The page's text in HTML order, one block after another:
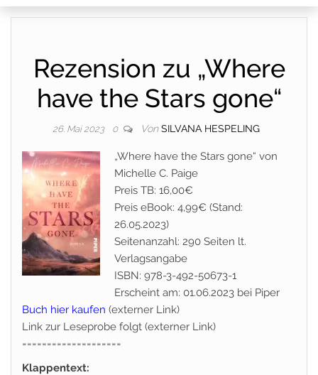
Rezension zu „Where
have the Stars gone“
26. Mai 2023 0 Von SILVANA HESPELING
„Where have the Stars gone“ von
Michelle C. Paige
Preis TB: 16,00€
Preis eBook: 4,99€ (Stand:
26.05.2023)
Seitenanzahl: 290 Seiten lt.
Verlagsangabe
ISBN: 978-3-492-50673-1
Erscheint am: 01.06.2023 bei Piper
Buch hier kaufen (externer Link)
Link zur Leseprobe folgt (externer Link)
====================
Klappentext: